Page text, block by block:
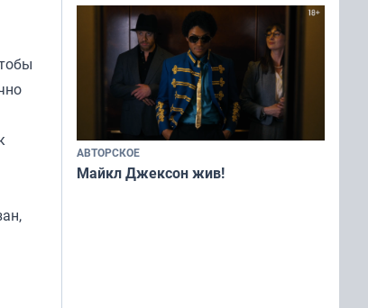
АВТОРСКОЕ
Майкл Джексон жив!